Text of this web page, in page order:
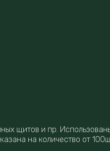
щитов и пр.
на количество от